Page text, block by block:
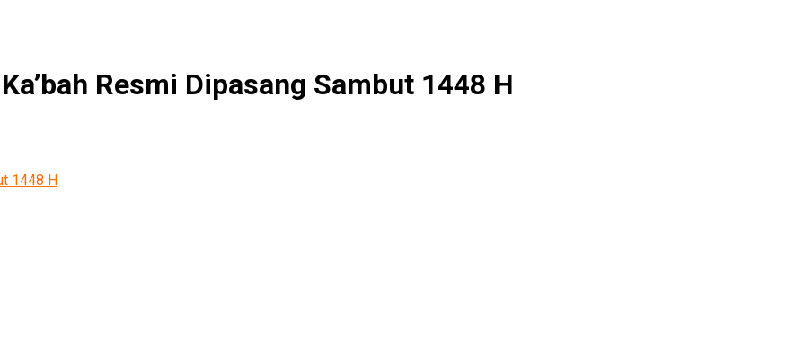
Resmi Dipasang Sambut 1448 H